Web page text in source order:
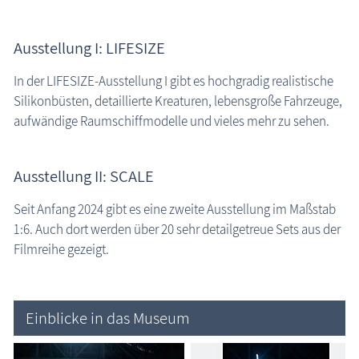
Fischland-Darß-Zingst
Insel Hiddensee
Insel Rügen
Rostock / Güstrow
Schwerin / Ludwigslust - Parchim
Vorpommern-Greifswald
Insel Usedom
Ausstellung I: LIFESIZE
In der LIFESIZE-Ausstellung I gibt es hochgradig realistische
Silikonbüsten, detaillierte Kreaturen, lebensgroße Fahrzeuge,
aufwändige Raumschiffmodelle und vieles mehr zu sehen.
Ausstellung II: SCALE
Seit Anfang 2024 gibt es eine zweite Ausstellung im Maßstab
1:6. Auch dort werden über 20 sehr detailgetreue Sets aus der
Filmreihe gezeigt.
Einblicke in das Museum